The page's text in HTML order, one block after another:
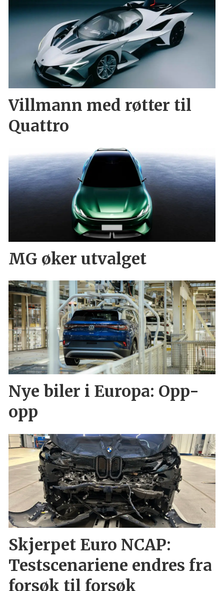
Villmann med røtter til
Quattro
MG øker utvalget
Nye biler i Europa: Opp-
opp
Skjerpet Euro NCAP:
Testscenariene endres fra
forsøk til forsøk